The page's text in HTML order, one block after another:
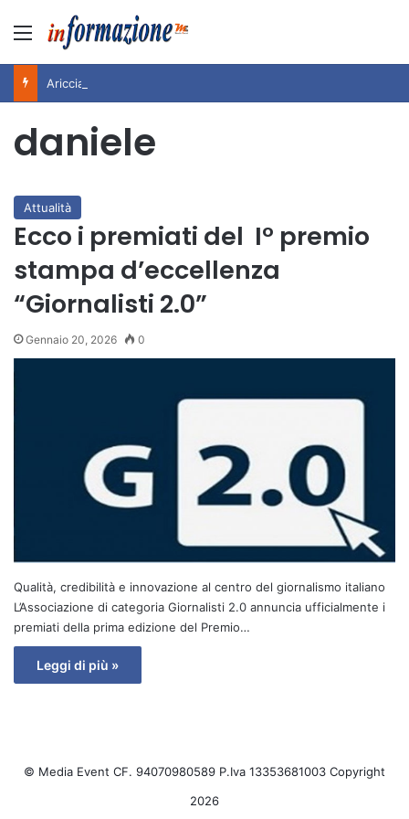
Menu
daniele
Attualità
Ecco i premiati del I° premio
stampa d’eccellenza
“Giornalisti 2.0”
Gennaio 20, 2026 0
Qualità, credibilità e innovazione al centro del giornalismo italiano
L’Associazione di categoria Giornalisti 2.0 annuncia ufficialmente i
premiati della prima edizione del Premio…
Leggi di più »
© Media Event CF. 94070980589 P.Iva 13353681003 Copyright
2026